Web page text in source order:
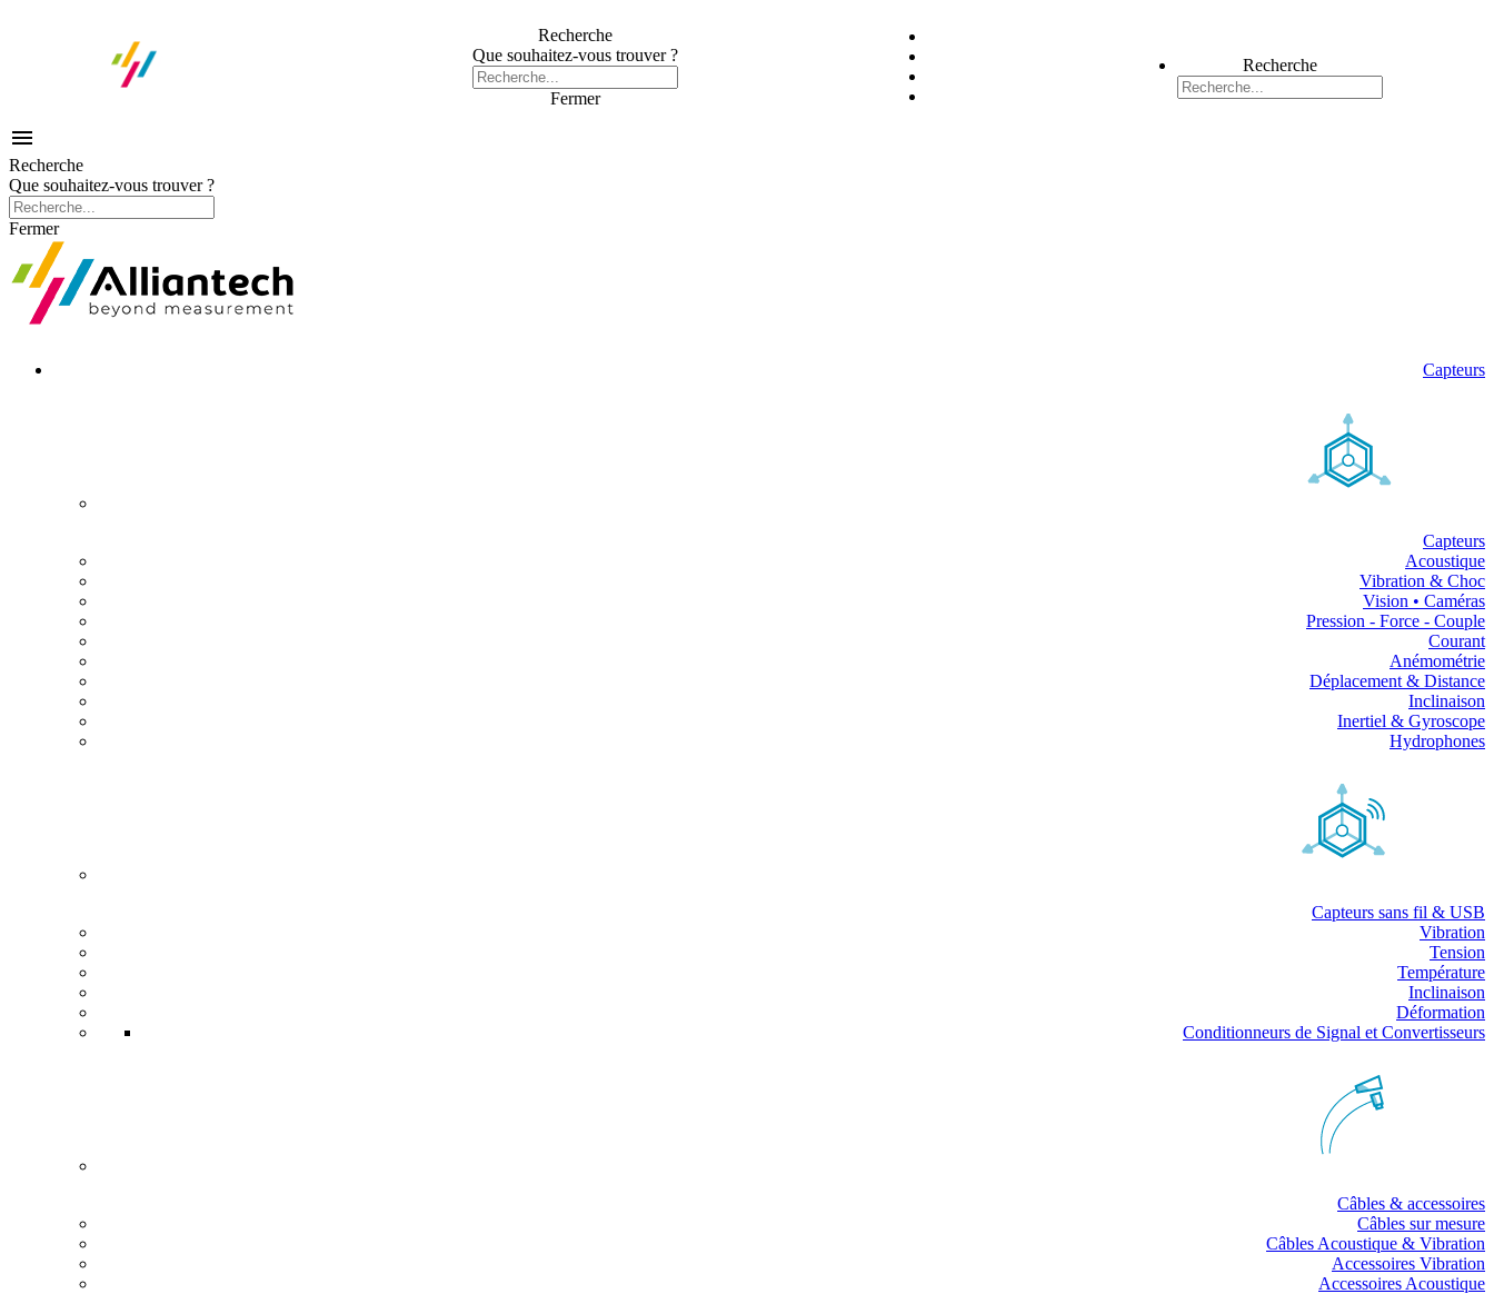
Recherche
Que souhaitez-vous trouver ?
Fermer
Recherche

Recherche
Que souhaitez-vous trouver ?
Fermer
Capteurs
Capteurs
Acoustique
Vibration & Choc
Vision • Caméras
Pression - Force - Couple
Courant
Anémométrie
Déplacement & Distance
Inclinaison
Inertiel & Gyroscope
Hydrophones
Capteurs sans fil & USB
Vibration
Tension
Température
Inclinaison
Déformation
Conditionneurs de Signal et Convertisseurs
Câbles & accessoires
Câbles sur mesure
Câbles Acoustique & Vibration
Accessoires Vibration
Accessoires Acoustique